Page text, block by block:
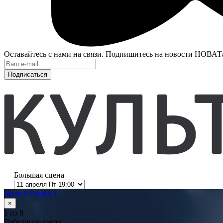
Оставайтесь с нами на связи. Подпишитесь на новости
Подписаться
Большая сцена
Фото 8 Видео 1
×
1 из 8